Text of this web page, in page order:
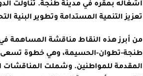
أشغاله بمقره في مدينة طنجة. تناولت
تعزيز التنمية المستدامة وتطوير البنية
من أبرز هذه النقاط مناقشة المساهمة
طنجة-تطوان-الحسيمة، وهي خطوة تسعى
المقدمة للمواطنين. وشملت المناقشات